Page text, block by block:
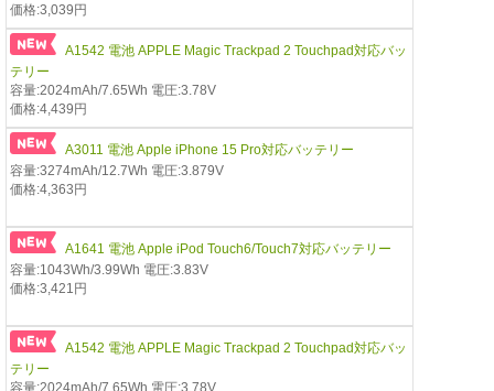
価格:3,039円
A1542 電池 APPLE Magic Trackpad 2 Touchpad対応バッ
テリー
容量:2024mAh/7.65Wh 電圧:3.78V
価格:4,439円
A3011 電池 Apple iPhone 15 Pro対応バッテリー
容量:3274mAh/12.7Wh 電圧:3.879V
価格:4,363円
A1641 電池 Apple iPod Touch6/Touch7対応バッテリー
容量:1043Wh/3.99Wh 電圧:3.83V
価格:3,421円
A1542 電池 APPLE Magic Trackpad 2 Touchpad対応バッ
テリー
容量:2024mAh/7.65Wh 電圧:3.78V